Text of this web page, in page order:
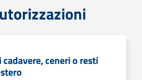
ceneri o resti